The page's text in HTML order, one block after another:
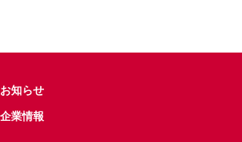
お知らせ
企業情報